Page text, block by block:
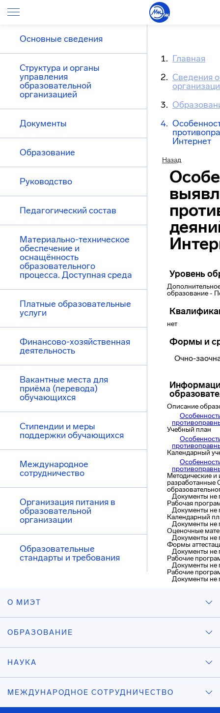
Основные сведения
Структура и органы
управления
образовательной
организацией
Документы
Образование
Руководство
Педагогический состав
Материально-техническое
обеспечение и
оснащённость
образовательного
процесса. Доступная среда
Платные образовательные
услуги
Финансово-хозяйственная
деятельность
Вакантные места для
приёма (перевода)
обучающихся
Стипендии и меры
поддержки обучающихся
Международное
сотрудничество
Организация питания в
образовательной
организации
Образовательные
стандарты и требования
Главная
Сведения
Интернет
Назад
Уровень
образование -
нет
Формы и
Очно-
Описание
Учебный план
Календарный
Методические
разработанные
Документы не
Рабочая
Документы не
Календарный
Документы не
Оценочные
Документы не
Формы
Документы не
Рабочие
Документы не
Рабочие
Документы не
О МИЭТ
ОБРАЗОВАНИЕ
НАУКА
МЕЖДУНАРОДНОЕ СОТРУДНИЧЕСТВО